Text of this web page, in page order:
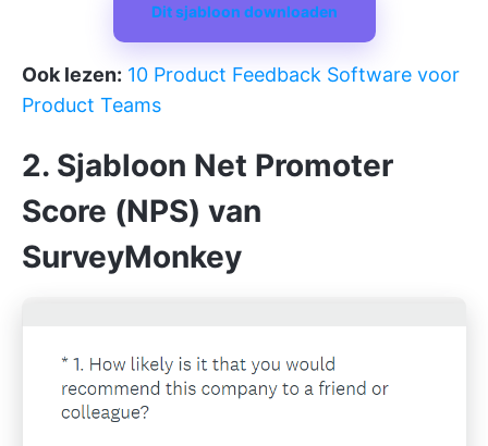
Dit sjabloon downloaden
Ook lezen: 10 Product Feedback Software voor
Product Teams
2. Sjabloon Net Promoter
Score (NPS) van
SurveyMonkey